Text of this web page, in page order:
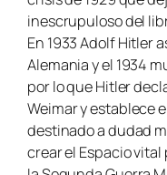
inescrupuloso del
En 1933 Adolf Hitler
Alemania y el 1934
por lo que Hitler
Weimar y establece
destinado a dudad
crear el Espacio vital